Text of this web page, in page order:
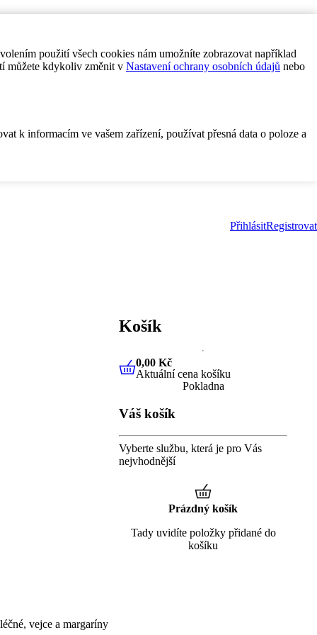
použití všech cookies nám umožníte zobrazovat například
můžete kdykoliv změnit v Nastavení ochrany osobních údajů nebo
k informacím ve vašem zařízení, používat přesná data o poloze a
PřihlásitRegistrovat
vejce a margaríny
Košík
0,00 KčAktuální cena košíku
0,00 Kč
Aktuální cena košíku
Pokladna
Váš košík
Vyberte službu, která je pro Vás
nejvhodnější
Prázdný košík
Tady uvidíte položky přidané do
košíku